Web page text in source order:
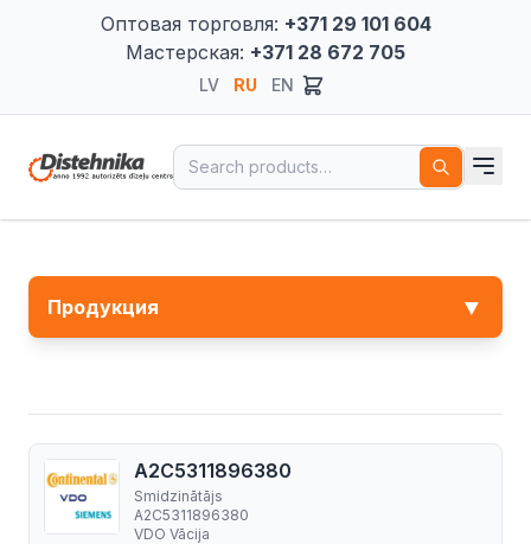
Оптовая торговля: +371 29 101 604
Мастерская: +371 28 672 705
LV RU EN
Search for:
Продукция ▼
A2C5311896380
Smidzinātājs
A2C5311896380
VDO Vācija